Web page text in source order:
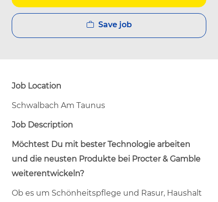
Save job
Job Location
Schwalbach Am Taunus
Job Description
Möchtest Du mit bester Technologie arbeiten
und die neusten Produkte bei Procter & Gamble
weiterentwickeln?
Ob es um Schönheitspflege und Rasur, Haushalt